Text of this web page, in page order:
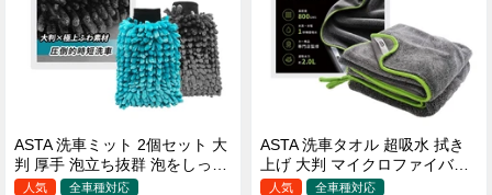
ASTA 洗車ミット 2個セット 大
判 厚手 泡立ち抜群 泡をしっか
りキープ 洗車スポンジ マイ
人気 全車種対応
ASTA 洗車タオル 超吸水 拭き
上げ 大判 マイクロファイバー
クロス プロ仕様 水拭き 窓拭き
人気 全車種対応